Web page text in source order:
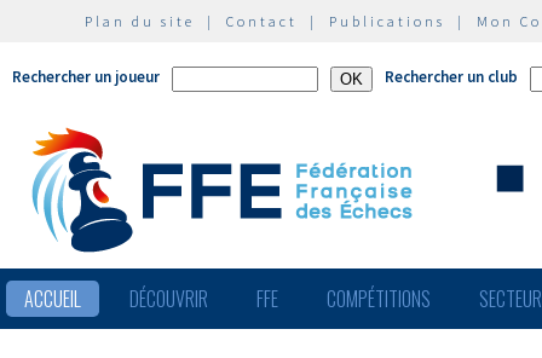
Plan du site | Contact | Publications | Mon
Rechercher un joueur Rechercher un club
ACCUEIL DÉCOUVRIR FFE COMPÉTITIONS